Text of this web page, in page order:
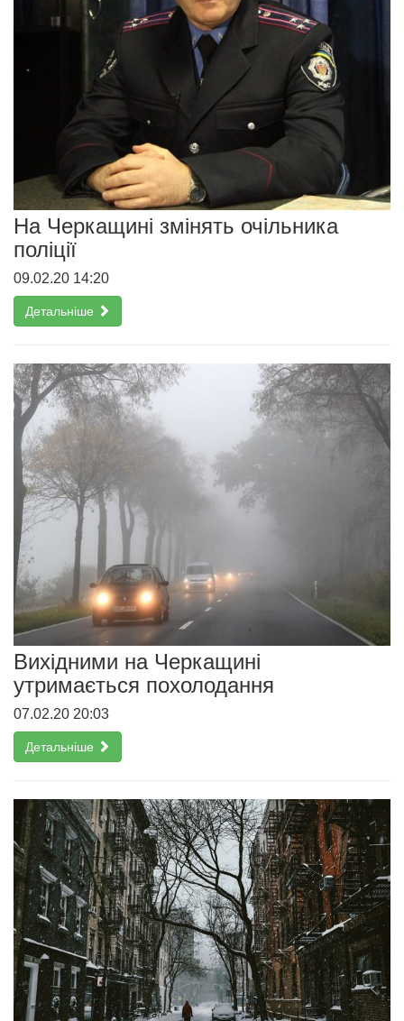
На Черкащині змінять очільника
поліції
09.02.20 14:20
Детальніше
Вихідними на Черкащині
утримається похолодання
07.02.20 20:03
Детальніше